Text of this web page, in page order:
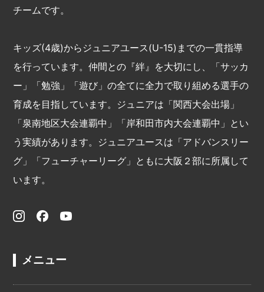
チームです。
キッズ(4歳)からジュニアユース(U-15)までの一貫指導
を行っています。仲間との『絆』を大切にし、「サッカ
ー」「勉強」「遊び」の全てに全力で取り組める選手の
育成を目指しています。ジュニアは「関西大会出場」
「泉南地区大会連覇中」「岸和田市内大会連覇中」とい
う実績があります。ジュニアユースは「アドバンスリー
グ」「フューチャーリーグ」ともに大阪２部に所属して
います。
メニュー